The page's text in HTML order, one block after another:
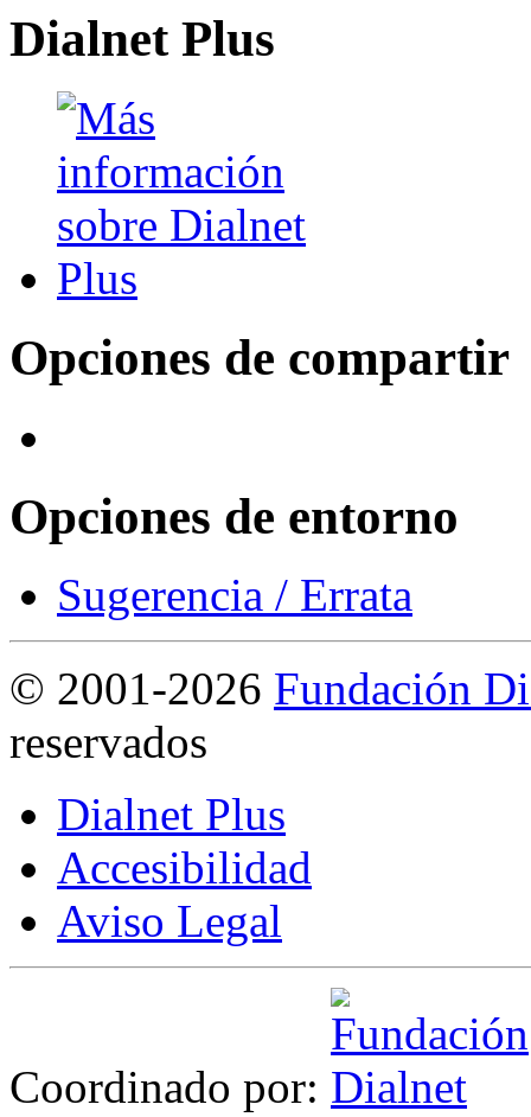
Dialnet Plus
Opciones de compartir
Opciones de entorno
Sugerencia / Errata
© 2001-2026 Fundación
reservados
Dialnet Plus
Accesibilidad
Aviso Legal
Coordinado por: